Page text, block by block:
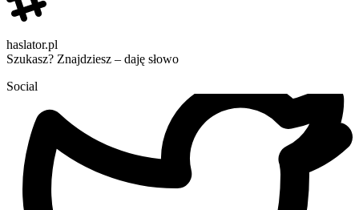
haslator.pl
Szukasz? Znajdziesz – daję słowo
Social